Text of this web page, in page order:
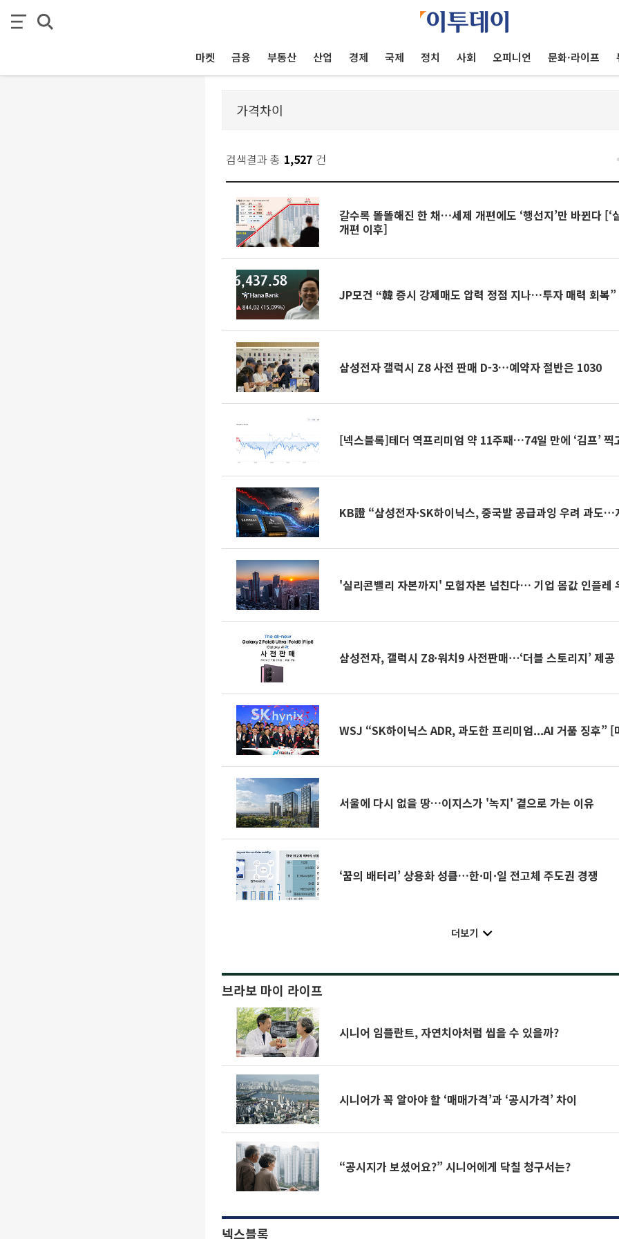
마켓 금융 부동산 산업 경제 국제 정치 사회 오피니언 문화·라이프
검색결과 총 1,527 건
갈수록 똘똘해진 한 채…세제 개편에도 ‘행선지’만 바뀐다 [‘
개편 이후]
JP모건 “韓 증시 강제매도 압력 정점 지나…투자 매력 회복”
삼성전자 갤럭시 Z8 사전 판매 D-3…예약자 절반은 1030
[넥스블록]테더 역프리미엄 약 11주째…74일 만에 ‘김프’ 찍
KB證 “삼성전자·SK하이닉스, 중국발 공급과잉 우려 과도…
'실리콘밸리 자본까지' 모험자본 넘친다… 기업 몸값 인플레
삼성전자, 갤럭시 Z8·워치9 사전판매⋯‘더블 스토리지’ 제공
WSJ “SK하이닉스 ADR, 과도한 프리미엄...AI 거품 징후” [
서울에 다시 없을 땅…이지스가 '녹지' 곁으로 가는 이유
‘꿈의 배터리’ 상용화 성큼…한·미·일 전고체 주도권 경쟁
더보기
브라보 마이 라이프
시니어 임플란트, 자연치아처럼 씹을 수 있을까?
시니어가 꼭 알아야 할 ‘매매가격’과 ‘공시가격’ 차이
“공시지가 보셨어요?” 시니어에게 닥칠 청구서는?
넥스블록